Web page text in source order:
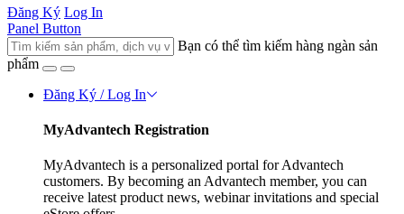
Đăng Ký Log In
Panel Button
Bạn có thể tìm kiếm hàng ngàn sản
phẩm
Đăng Ký / Log In
MyAdvantech Registration
MyAdvantech is a personalized portal for Advantech
customers. By becoming an Advantech member, you can
receive latest product news, webinar invitations and special